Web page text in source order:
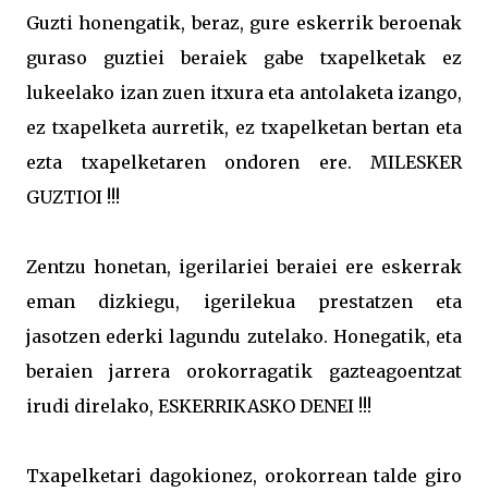
Guzti honengatik, beraz, gure eskerrik beroenak
guraso guztiei beraiek gabe txapelketak ez
lukeelako izan zuen itxura eta antolaketa izango,
ez txapelketa aurretik, ez txapelketan bertan eta
ezta txapelketaren ondoren ere. MILESKER
GUZTIOI !!!
Zentzu honetan, igerilariei beraiei ere eskerrak
eman dizkiegu, igerilekua prestatzen eta
jasotzen ederki lagundu zutelako. Honegatik, eta
beraien jarrera orokorragatik gazteagoentzat
irudi direlako, ESKERRIKASKO DENEI !!!
Txapelketari dagokionez, orokorrean talde giro